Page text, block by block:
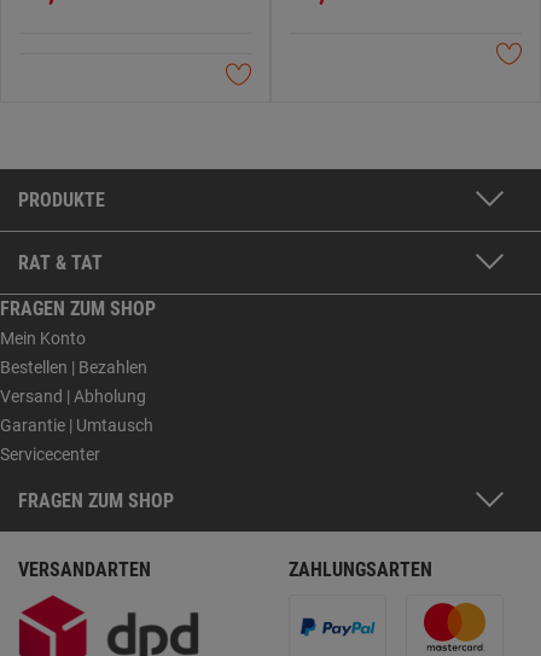
PRODUKTE
RAT & TAT
FRAGEN ZUM SHOP
Mein Konto
Bestellen | Bezahlen
Versand | Abholung
Garantie | Umtausch
Servicecenter
FRAGEN ZUM SHOP
VERSANDARTEN ZAHLUNGSARTEN